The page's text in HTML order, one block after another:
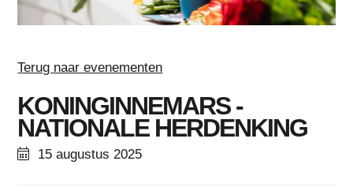
Terug naar evenementen
KONINGINNEMARS -
NATIONALE HERDENKING
15 augustus 2025